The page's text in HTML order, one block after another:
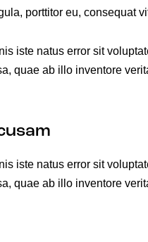
porttitor eu, consequat
iste natus error sit
quae ab illo inventore
iste natus error sit
quae ab illo inventore